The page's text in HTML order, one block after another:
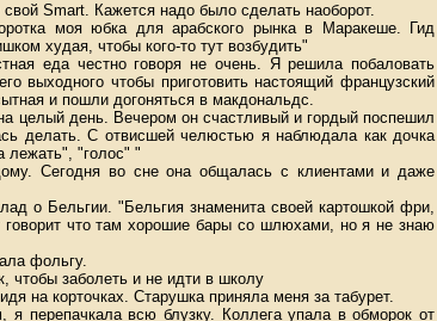
Smart. Кажется надо было сделать наоборот.
моя юбка для арабского рынка в Маракеше. Гид
худая, чтобы кого-то тут возбудить"
еда честно говоря не очень. Я решила побаловать
выходного чтобы приготовить настоящий французский
и пошли догоняться в макдональдс.
целый день. Вечером он счастливый и гордый поспешил
делать. С отвисшей челюстью я наблюдала как дочка
лежать", "голос" "
Сегодня во сне она общалась с клиентами и даже
о Бельгии. "Бельгия знаменита своей картошкой фри,
что там хорошие бары со шлюхами, но я не знаю
фольгу.
чтобы заболеть и не идти в школу
на корточках. Старушка приняла меня за табурет.
перепачкала всю блузку. Коллега упала в обморок от